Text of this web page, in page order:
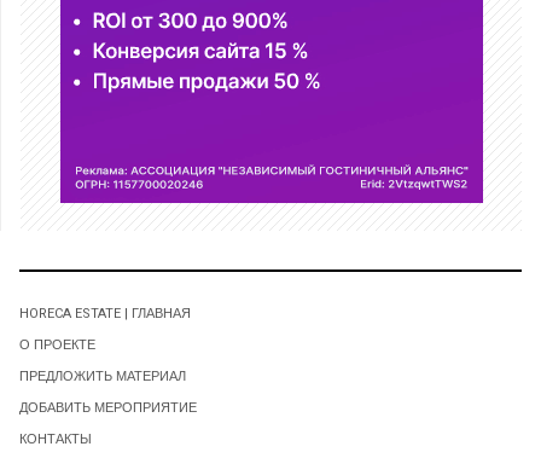
HORECA ESTATE | ГЛАВНАЯ
О ПРОЕКТЕ
ПРЕДЛОЖИТЬ МАТЕРИАЛ
ДОБАВИТЬ МЕРОПРИЯТИЕ
КОНТАКТЫ